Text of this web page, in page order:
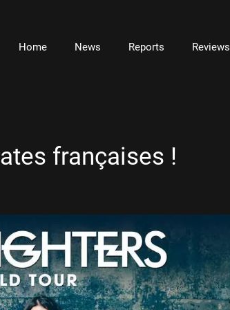
Home News Reports Reviews
françaises !